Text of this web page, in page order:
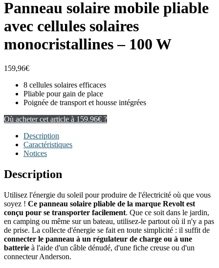
Panneau solaire mobile pliable
avec cellules solaires
monocristallines – 100 W
159,96€
8 cellules solaires efficaces
Pliable pour gain de place
Poignée de transport et housse intégrées
Où acheter cet article à 159.96€ ?
Description
Caractéristiques
Notices
Description
Utilisez l'énergie du soleil pour produire de l'électricité où que vous
soyez ! Ce panneau solaire pliable de la marque Revolt est
conçu pour se transporter facilement. Que ce soit dans le jardin,
en camping ou même sur un bateau, utilisez-le partout où il n'y a pas
de prise. La collecte d'énergie se fait en toute simplicité : il suffit de
connecter le panneau à un régulateur de charge ou à une
batterie à l'aide d'un câble dénudé, d'une fiche creuse ou d'un
connecteur Anderson.